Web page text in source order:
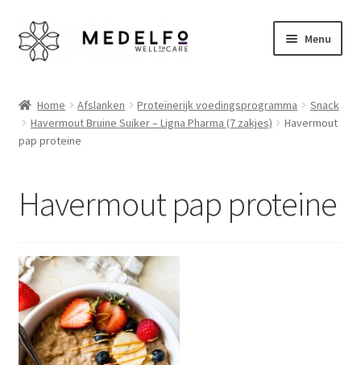
Ga
door
Ga
naar
Menu
Afrekenen
Betaalmethoden
Disclaimer
Klantenservice
My account
Home Afslanken Proteïnerijk voedingsprogramma
Snack
Havermout Bruine Suiker – Ligna Pharma (7 zakjes)
Havermout
pap proteine
Havermout pap proteine